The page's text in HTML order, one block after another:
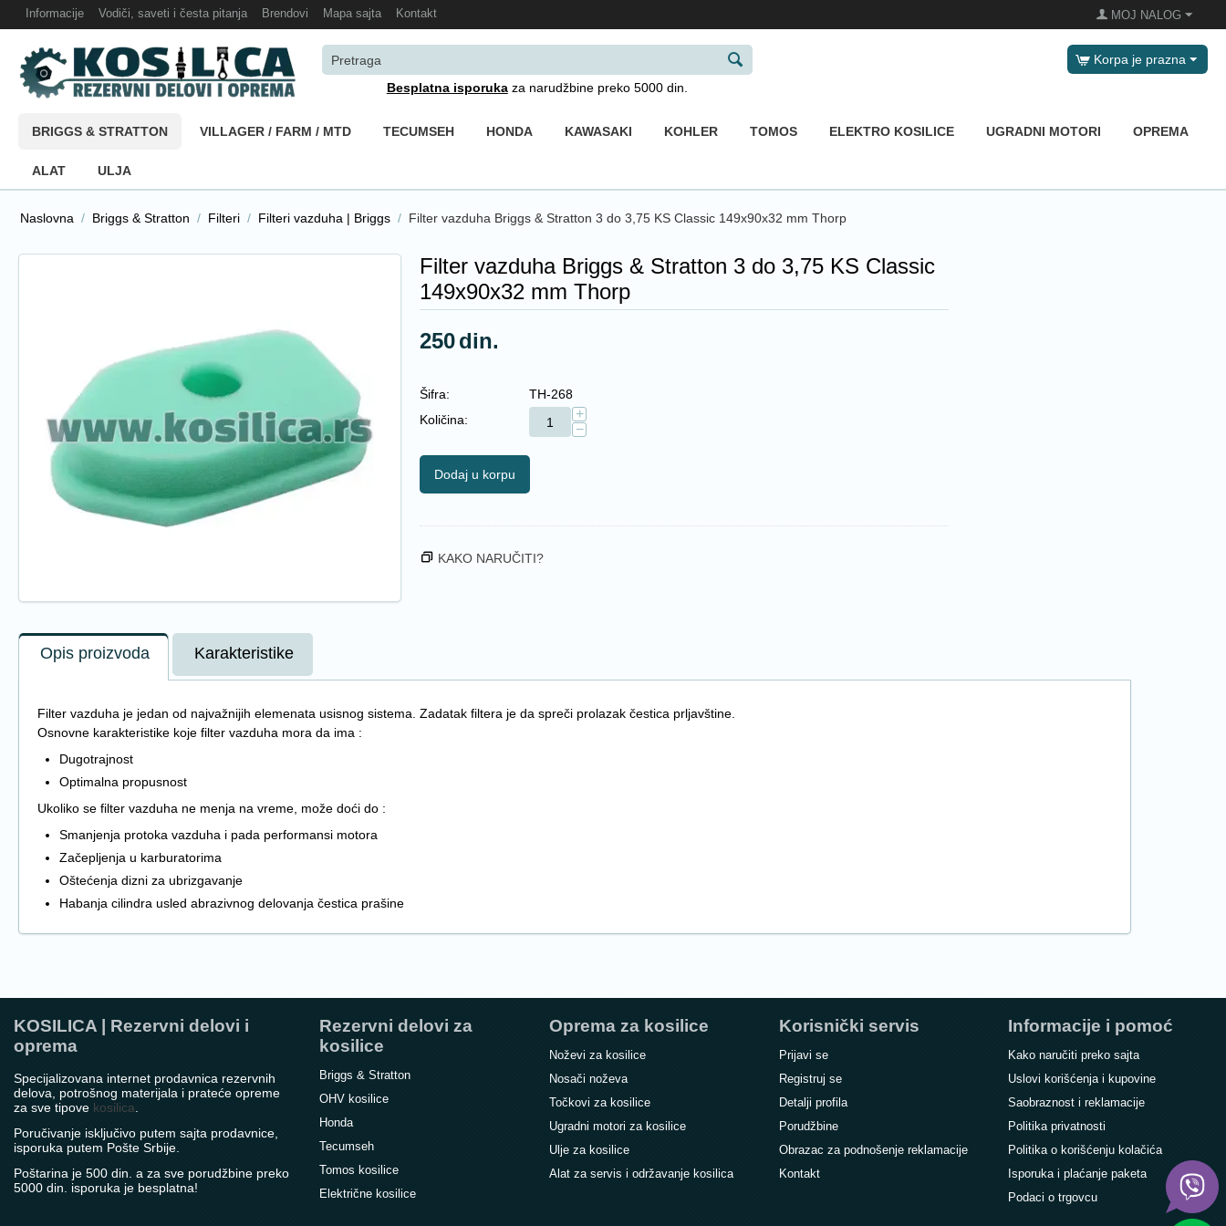
Informacije Vodiči, saveti i česta pitanja Brendovi Mapa sajta Kontakt MOJ NALOG
Besplatna isporukaza narudžbine preko 5000 din.
Korpa je prazna
BRIGGS & STRATTON VILLAGER / FARM / MTD TECUMSEH HONDA KAWASAKI KOHLER TOMOS ELEKTRO KOSILICE UGRADNI MOTORI OPREMA
ALAT ULJA
Naslovna / Briggs & Stratton / Filteri / Filteri vazduha | Briggs / Filter vazduha Briggs & Stratton 3 do 3,75 KS Classic 149x90x32 mm Thorp
Filter vazduha Briggs & Stratton 3 do 3,75 KS Classic
149x90x32 mm Thorp
250din.
Šifra:
TH-268
Količina:
+
−
Dodaj u korpu
KAKO NARUČITI?
Opis proizvoda Karakteristike
Filter vazduha je jedan od najvažnijih elemenata usisnog sistema. Zadatak filtera je da spreči prolazak čestica prljavštine.
Osnovne karakteristike koje filter vazduha mora da ima :
Dugotrajnost
Optimalna propusnost
Ukoliko se filter vazduha ne menja na vreme, može doći do :
Smanjenja protoka vazduha i pada performansi motora
Začepljenja u karburatorima
Oštećenja dizni za ubrizgavanje
Habanja cilindra usled abrazivnog delovanja čestica prašine
KOSILICA | Rezervni delovi i
oprema
Specijalizovana internet prodavnica rezervnih
delova, potrošnog materijala i prateće opreme
za sve tipove kosilica
Poručivanje isključivo putem sajta prodavnice,
isporuka putem Pošte Srbije.
Poštarina je 500 din. a za sve porudžbine preko
5000 din. isporuka je besplatna!
Rezervni delovi za
kosilice
Briggs & Stratton
OHV kosilice
Honda
Tecumseh
Tomos kosilice
Električne kosilice
Oprema za kosilice
Noževi za kosilice
Nosači noževa
Točkovi za kosilice
Ugradni motori za kosilice
Ulje za kosilice
Alat za servis i održavanje kosilica
Korisnički servis
Prijavi se
Registruj se
Detalji profila
Porudžbine
Obrazac za podnošenje reklamacije
Kontakt
Informacije i pomoć
Kako naručiti preko sajta
Uslovi korišćenja i kupovine
Saobraznost i reklamacije
Politika privatnosti
Politika o korišćenju kolačića
Isporuka i plaćanje paketa
Podaci o trgovcu